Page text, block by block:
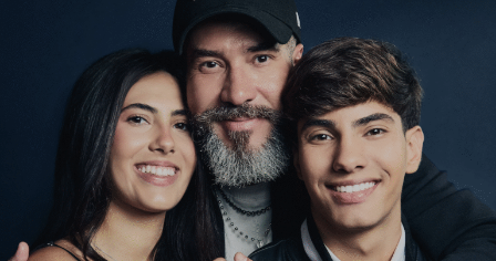
central de nossa estratégia na Kaizen Gaming. Ver nossa
marca Betano no topo da tabela de patrocinadores da
Liga dos Campeões é a prova de que essa estratégia
está valendo a pena. À medida que continuamos a
expandir nossa presença pela Europa e América Latina,
nosso objetivo é ver Betano na frente do maior futebol em
ambas as regiões”, disse Julio Iglesias Hernando, Chief
Comercial da Kaizen Gaming.
No Brasil, a empresa está presente desde 2021 e